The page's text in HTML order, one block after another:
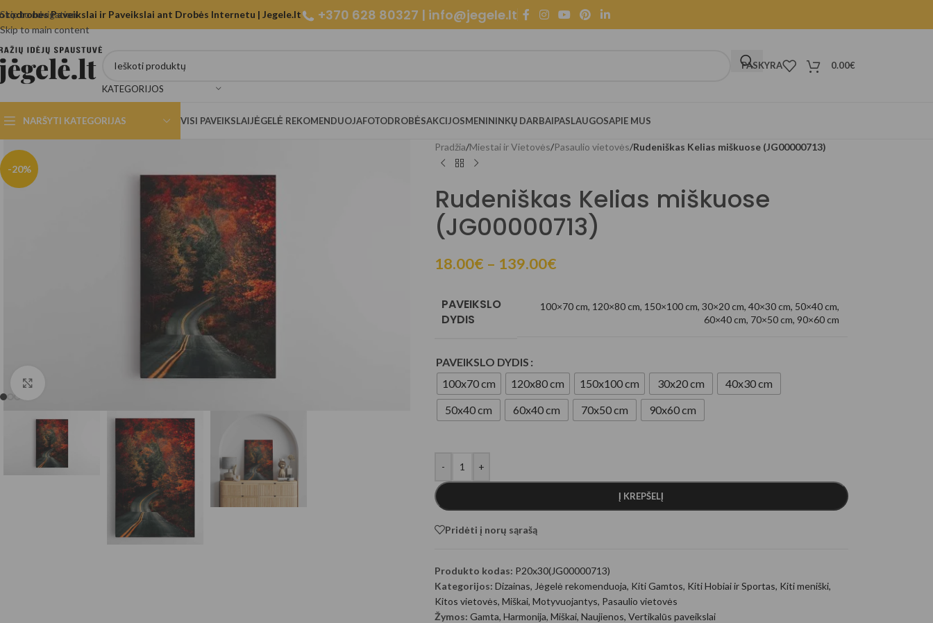
Skip to navigation
Skip to main content
Paveikslai ir Paveikslai ant Drobės Internetu | Jegele.lt +370 628 80327 | info@jegele.lt
KATEGORIJOS
PASKYRA 0.00€
NARŠYTI KATEGORIJAS
Sugeneruotos Vietos
Kiti DI (AI)
VISI PAVEIKSLAIJĖGELĖ REKOMENDUOJAFOTODROBĖSAKCIJOSMENININKŲ DARBAIPASLAUGOSAPIE MUS
-20%
Pradžia/Miestai ir Vietovės/Pasaulio vietovės/Rudeniškas Kelias miškuose (JG00000713)
Rudeniškas Kelias miškuose
(JG00000713)
18.00€ – 139.00€
PAVEIKSLO
DYDIS
100×70 cm, 120×80 cm, 150×100 cm, 30×20 cm, 40×30 cm, 50×40 cm,
60×40 cm, 70×50 cm, 90×60 cm
PAVEIKSLO DYDIS
100x70 cm
120x80 cm 150x100 cm 30x20 cm
40x30 cm
50x40 cm
60x40 cm 70x50 cm 90x60 cm
- +
Į KREPŠELĮ
Pridėti į norų sąrašą
Produkto kodas: P20x30(JG00000713)
Kategorijos: Dizainas, Jėgelė rekomenduoja, Kiti Gamtos, Kiti Hobiai ir Sportas, Kiti meniški,
Kitos vietovės, Miškai, Motyvuojantys, Pasaulio vietovės
Žymos: Gamta, Harmonija, Miškai, Naujienos, Vertikalūs paveikslai